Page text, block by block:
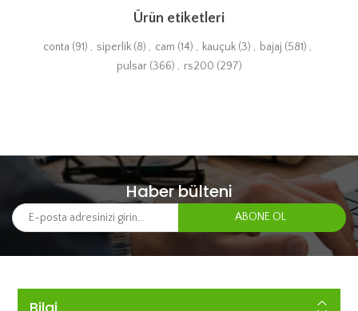
Ürün etiketleri
conta (91) , siperlik (8) , cam (14) , kauçuk (3) , bajaj (581) ,
pulsar (366) , rs200 (297)
Haber bülteni